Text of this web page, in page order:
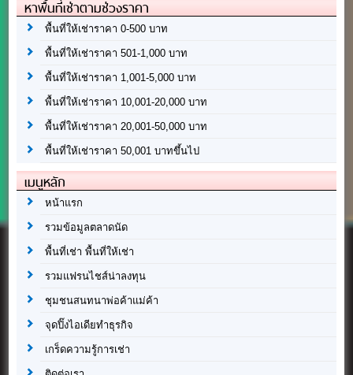
หาพื้นที่เช่าตามช่วงราคา
พื้นที่ให้เช่าราคา 0-500 บาท
พื้นที่ให้เช่าราคา 501-1,000 บาท
พื้นที่ให้เช่าราคา 1,001-5,000 บาท
พื้นที่ให้เช่าราคา 10,001-20,000 บาท
พื้นที่ให้เช่าราคา 20,001-50,000 บาท
พื้นที่ให้เช่าราคา 50,001 บาทขึ้นไป
เมนูหลัก
หน้าแรก
รวมข้อมูลตลาดนัด
พื้นที่เช่า พื้นที่ให้เช่า
รวมแฟรนไชส์น่าลงทุน
ชุมชนสนทนาพ่อค้าแม่ค้า
จุดปิ๊งไอเดียทำธุรกิจ
เกร็ดความรู้การเช่า